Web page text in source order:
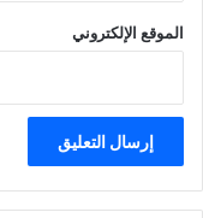
الموقع الإلكتروني